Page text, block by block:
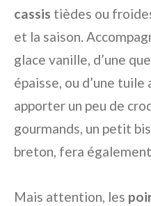
cassis tièdes ou
et la saison.
glace vanille, d’une
épaisse, ou d’une tuile
apporter un peu de
gourmands, un petit
breton, fera
Mais attention, les